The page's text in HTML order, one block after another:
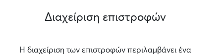
Διαχείριση επιστροφών
Η διαχείριση των επιστροφών περιλαμβάνει ένα